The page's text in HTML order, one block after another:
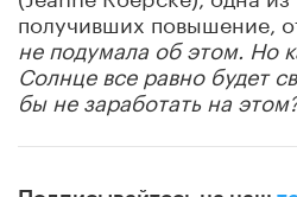
получивших повышение,
не подумала об этом. Но
Солнце все равно будет
бы не заработать на